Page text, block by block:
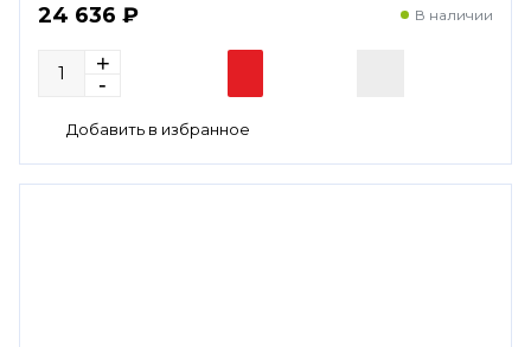
24 636 ₽ В наличии